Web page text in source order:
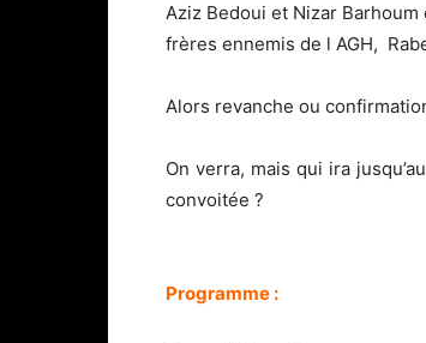
Aziz Bedoui et Nizar
frères ennemis de l AGH,
Alors revanche ou
On verra, mais qui ira
convoitée ?
Programme :